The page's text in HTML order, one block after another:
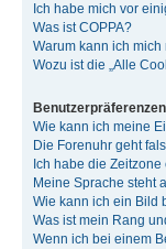
Ich habe mich vor
Was ist COPPA?
Warum kann ich
Wozu ist die „Alle
Wie kann ich meine
Die Forenuhr geht
Ich habe die
Meine Sprache steht
Wie kann ich ein Bild
Was ist mein Rang
Wenn ich bei einem